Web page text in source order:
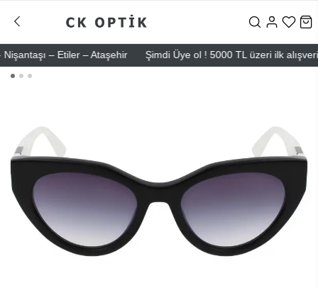
– Etiler – Ataşehir Şimdi Üye ol ! 5000 TL üzeri ilk